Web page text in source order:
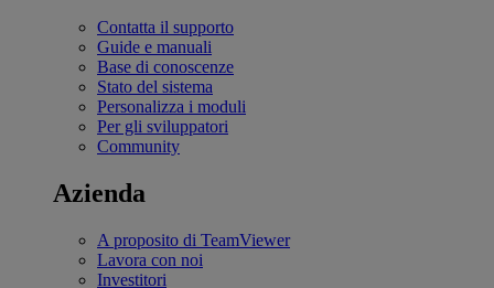
Contatta il supporto
Guide e manuali
Base di conoscenze
Stato del sistema
Personalizza i moduli
Per gli sviluppatori
Community
Azienda
A proposito di TeamViewer
Lavora con noi
Investitori